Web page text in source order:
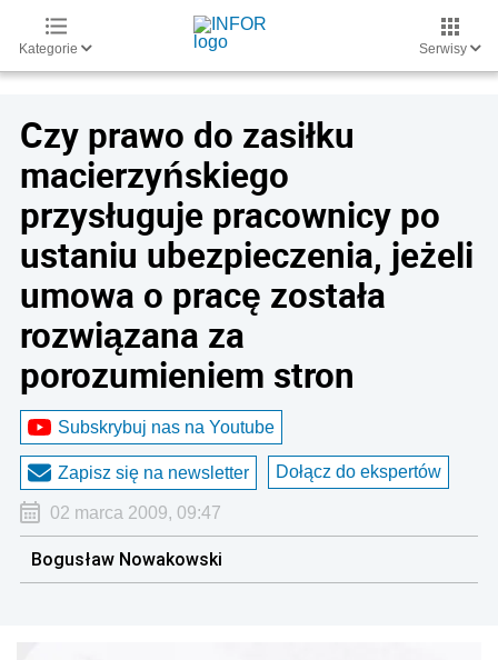
Kategorie Serwisy
Czy prawo do zasiłku
macierzyńskiego
przysługuje pracownicy po
ustaniu ubezpieczenia, jeżeli
umowa o pracę została
rozwiązana za
porozumieniem stron
Subskrybuj nas na Youtube
Zapisz się na newsletter Dołącz do ekspertów
02 marca 2009, 09:47
Bogusław Nowakowski